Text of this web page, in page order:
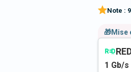
Note :
🎁Mise
1 Gb/s